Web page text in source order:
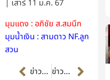
| เสาร์ 11 ม.ค. 67
มุมแดง : อภิชัย ส.สมนึก
มุมน้ำเงิน : สามดาว NF.ลูก
สวน
Prevข่าวก่อนหน้า ข่าวต่อไป Next